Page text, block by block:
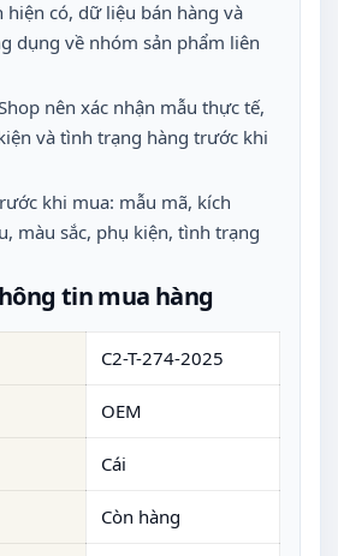
hiện có, dữ liệu bán hàng và
dụng về nhóm sản phẩm liên
nên xác nhận mẫu thực tế,
và tình trạng hàng trước khi
khi mua: mẫu mã, kích
màu sắc, phụ kiện, tình trạng
tin mua hàng
C2-T-274-2025
OEM
Cái
Còn hàng